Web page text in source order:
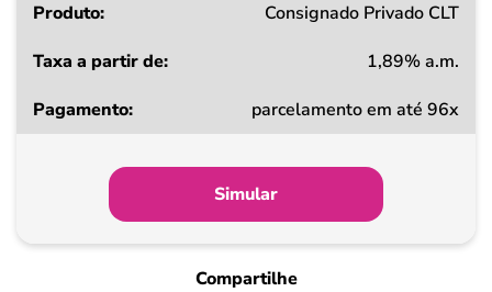
Consignado Privado CLT
1,89% a.m.
parcelamento em até 96x
Simular
Compartilhe